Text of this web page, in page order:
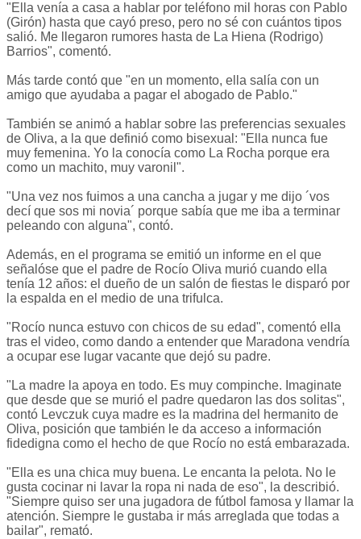
"Ella venía a casa a hablar por teléfono mil horas con Pablo
(Girón) hasta que cayó preso, pero no sé con cuántos tipos
salió. Me llegaron rumores hasta de La Hiena (Rodrigo)
Barrios", comentó.
Más tarde contó que "en un momento, ella salía con un
amigo que ayudaba a pagar el abogado de Pablo."
También se animó a hablar sobre las preferencias sexuales
de Oliva, a la que definió como bisexual: "Ella nunca fue
muy femenina. Yo la conocía como La Rocha porque era
como un machito, muy varonil".
"Una vez nos fuimos a una cancha a jugar y me dijo ´vos
decí que sos mi novia´ porque sabía que me iba a terminar
peleando con alguna", contó.
Además, en el programa se emitió un informe en el que
señalóse que el padre de Rocío Oliva murió cuando ella
tenía 12 años: el dueño de un salón de fiestas le disparó por
la espalda en el medio de una trifulca.
"Rocío nunca estuvo con chicos de su edad", comentó ella
tras el video, como dando a entender que Maradona vendría
a ocupar ese lugar vacante que dejó su padre.
"La madre la apoya en todo. Es muy compinche. Imaginate
que desde que se murió el padre quedaron las dos solitas",
contó Levczuk cuya madre es la madrina del hermanito de
Oliva, posición que también le da acceso a información
fidedigna como el hecho de que Rocío no está embarazada.
"Ella es una chica muy buena. Le encanta la pelota. No le
gusta cocinar ni lavar la ropa ni nada de eso", la describió.
"Siempre quiso ser una jugadora de fútbol famosa y llamar la
atención. Siempre le gustaba ir más arreglada que todas a
bailar", remató.